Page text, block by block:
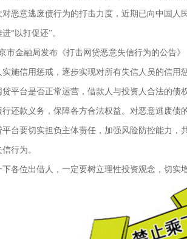
恶意逃废债行为的打击力度，近期已向中国
“以打促还”。
金融局发布《打击网贷恶意失信行为的公告》
实施信用惩戒，逐步实现对所有失信人员的信用
台是否正常运营，借款人与投资人合法的债
还款义务，保障各方合法权益。对恶意逃废债
要切实担负主体责任，加强风险防控能力，
行为。
位出借人，一定要树立理性投资观念，切实